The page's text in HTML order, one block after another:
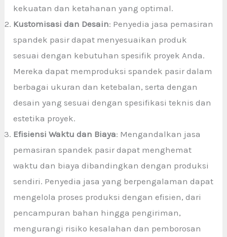
kekuatan dan ketahanan yang optimal.
Kustomisasi dan Desain: Penyedia jasa pemasiran
spandek pasir dapat menyesuaikan produk
sesuai dengan kebutuhan spesifik proyek Anda.
Mereka dapat memproduksi spandek pasir dalam
berbagai ukuran dan ketebalan, serta dengan
desain yang sesuai dengan spesifikasi teknis dan
estetika proyek.
Efisiensi Waktu dan Biaya: Mengandalkan jasa
pemasiran spandek pasir dapat menghemat
waktu dan biaya dibandingkan dengan produksi
sendiri. Penyedia jasa yang berpengalaman dapat
mengelola proses produksi dengan efisien, dari
pencampuran bahan hingga pengiriman,
mengurangi risiko kesalahan dan pemborosan